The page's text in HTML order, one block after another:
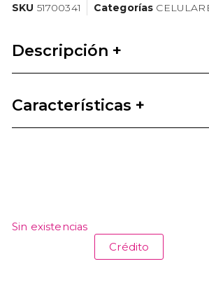
SKU 51700341 Categorías
Descripción +
Características +
Sin existencias
Crédito